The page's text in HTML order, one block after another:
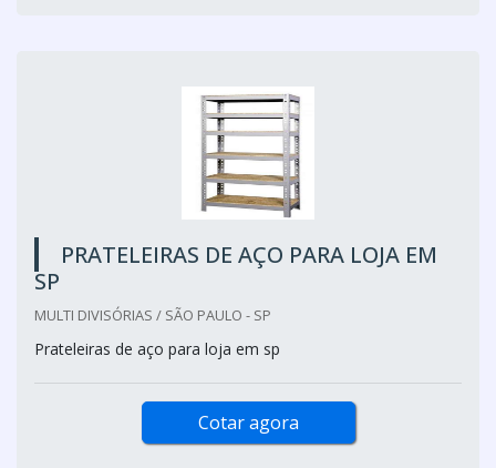
PRATELEIRAS DE AÇO PARA LOJA EM
SP
MULTI DIVISÓRIAS / SÃO PAULO - SP
Prateleiras de aço para loja em sp
Cotar agora